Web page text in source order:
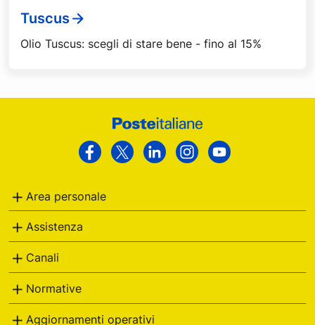
Tuscus
Olio Tuscus: scegli di stare bene - fino al 15%
Facebook
Twitter LinkedinInstagram
Area personale
Assistenza
Canali
Normative
Aggiornamenti operativi